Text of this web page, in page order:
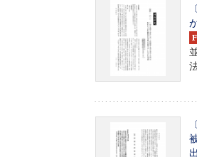
ィア・コンテンツ統合研究センター
サーチインスティテュート
グローバルCOEプログラム市民社会ガバ
グローバルCOEプログラム論理と感性の